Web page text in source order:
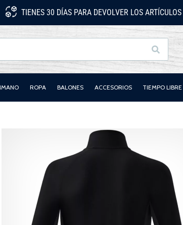
TIENES 30 DÍAS PARA DEVOLVER LOS ARTÍCULOS
Buscar
ROPA BALONES ACCESORIOS TIEMPO LIBRE